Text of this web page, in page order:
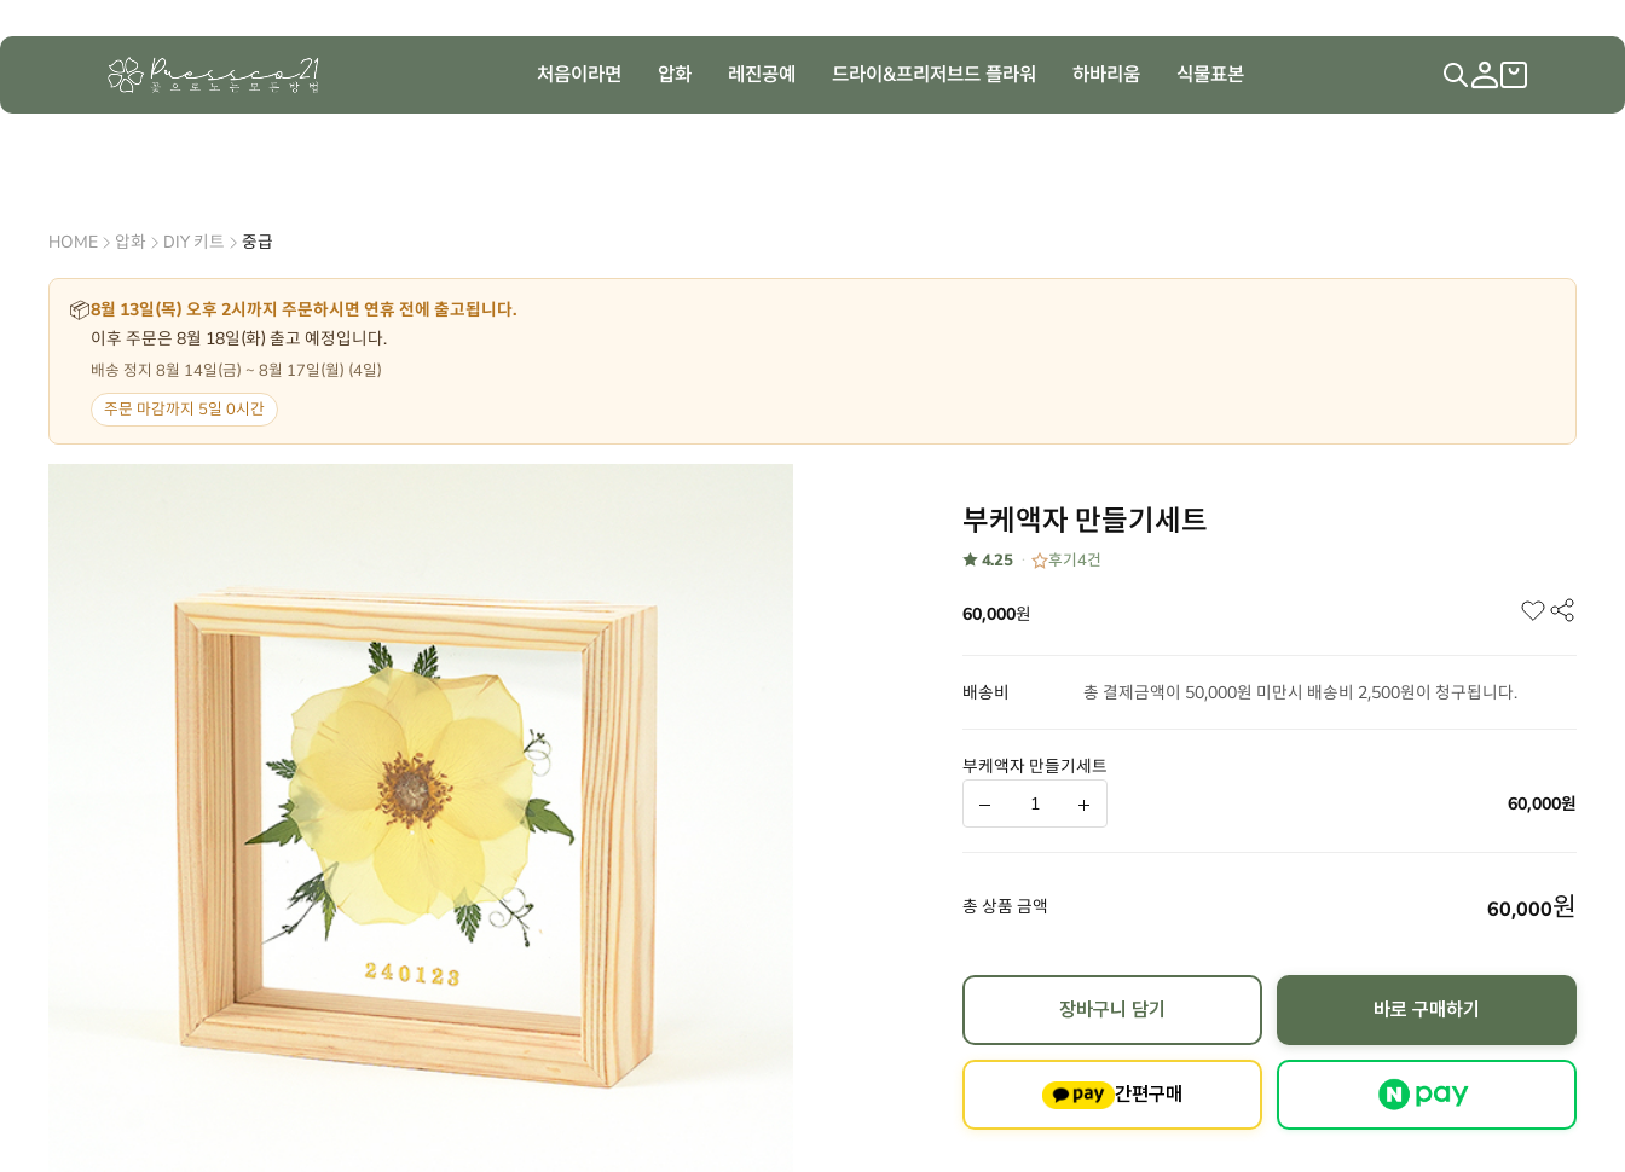
처음이라면 압화 레진공예 드라이&프리저브드 플라워 하바리움 식물표본
HOME 압화 DIY 키트 중급
📦8월 13일(목) 오후 2시까지 주문하시면 연휴 전에 출고됩니다.
이후 주문은 8월 18일(화) 출고 예정입니다.
배송 정지 8월 14일(금) ~ 8월 17일(월) (4일)
주문 마감까지 5일 0시간
부케액자 만들기세트
★ 4.25 후기4건
60,000원
배송비 총 결제금액이 50,000원 미만시 배송비 2,500원이 청구됩니다.
부케액자 만들기세트
60,000원
총 상품 금액 60,000원
장바구니 담기 바로 구매하기
간편구매